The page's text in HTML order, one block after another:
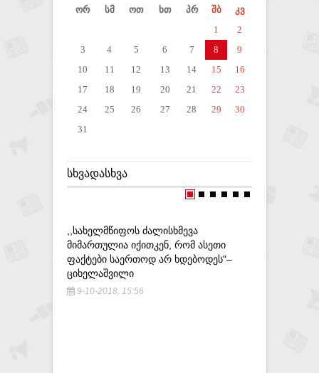
ორ
სმ ოთ ხთ პრ შბ
კვ
1
2
3
4 5 6 7 8
9
10
11 12 13 14 15
16
17
18 19 20 21 22
23
24
25 26 27 28 29
30
31
ᲡᲮᲕᲐᲓᲐᲡᲮᲕᲐ
,,ᲡᲐᲮᲔᲚᲛᲬᲘᲤᲝᲡ ᲫᲐᲚᲘᲡᲮᲛᲔᲕᲐ
ᲛᲘᲛᲐᲠᲗᲣᲚᲘᲐ ᲘᲥᲘᲗᲙᲔᲜ, ᲠᲝᲛ ᲐᲡᲔᲗᲘ
ᲤᲐᲥᲢᲔᲑᲘ ᲡᲐᲔᲠᲗᲝᲓ ᲐᲠ ᲮᲓᲔᲑᲝᲓᲔᲡ"–
ᲪᲘᲮᲔᲚᲐᲨᲕᲘᲚᲘ
9-10-2018, 15:56